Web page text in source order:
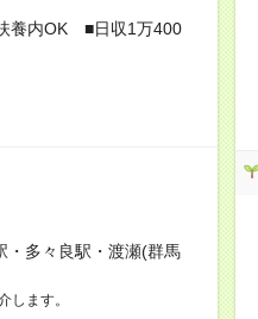
養内OK ■日収1万400
・多々良駅・渡瀬(群馬
ます。